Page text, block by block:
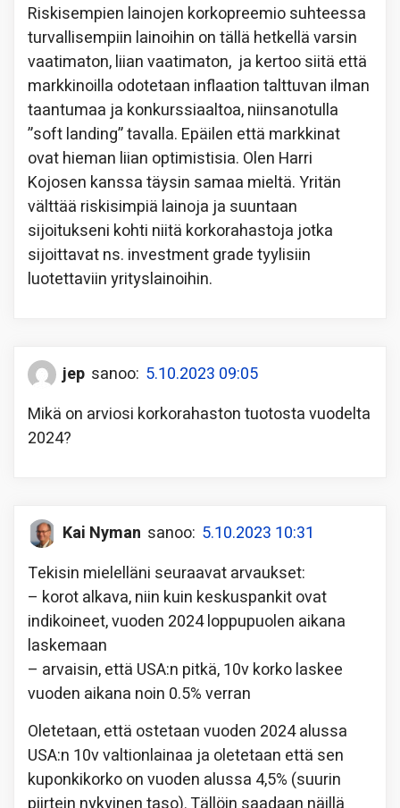
Riskisempien lainojen korkopreemio suhteessa
turvallisempiin lainoihin on tällä hetkellä varsin
vaatimaton, liian vaatimaton, ja kertoo siitä että
markkinoilla odotetaan inflaation talttuvan ilman
taantumaa ja konkurssiaaltoa, niinsanotulla
”soft landing” tavalla. Epäilen että markkinat
ovat hieman liian optimistisia. Olen Harri
Kojosen kanssa täysin samaa mieltä. Yritän
välttää riskisimpiä lainoja ja suuntaan
sijoitukseni kohti niitä korkorahastoja jotka
sijoittavat ns. investment grade tyylisiin
luotettaviin yrityslainoihin.
jep sanoo: 5.10.2023 09:05
Mikä on arviosi korkorahaston tuotosta vuodelta
2024?
Kai Nyman sanoo: 5.10.2023 10:31
Tekisin mielelläni seuraavat arvaukset:
– korot alkava, niin kuin keskuspankit ovat
indikoineet, vuoden 2024 loppupuolen aikana
laskemaan
– arvaisin, että USA:n pitkä, 10v korko laskee
vuoden aikana noin 0.5% verran
Oletetaan, että ostetaan vuoden 2024 alussa
USA:n 10v valtionlainaa ja oletetaan että sen
kuponkikorko on vuoden alussa 4,5% (suurin